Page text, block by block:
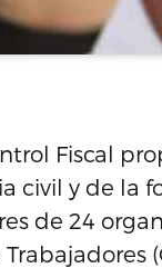
Fiscal
civil y de la
de 24